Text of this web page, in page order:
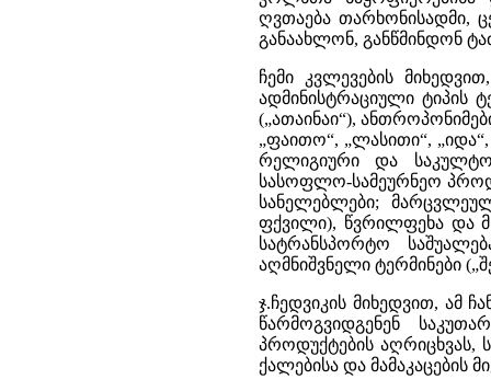
ღვთაება თარხონისადმი,
განაახლონ, განწმინდონ
ჩემი კვლევების
ადმინისტრაციული ტიპის
(„ათაინაი“),
„ფაითო“, „ლასითი“, „იდა“,
რელიგიური და საკულტო
სასოფლო-სამეურნეო
სანელებლები;
ფქვილი), წვრილფეხა და
სატრანსპორტო
აღმნიშვნელი ტერმინები
ჯ.ჩედვიკის მიხედვით, ამ
წარმოგვიდგენენ
პროდუქტების აღრიცხვას,
ქალებისა და მამაკაცების